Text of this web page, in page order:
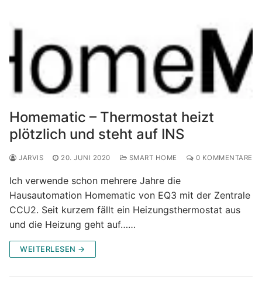
Homematic – Thermostat heizt
plötzlich und steht auf INS
JARVIS 20. JUNI 2020 SMART HOME 0 KOMMENTARE
Ich verwende schon mehrere Jahre die
Hausautomation Homematic von EQ3 mit der Zentrale
CCU2. Seit kurzem fällt ein Heizungsthermostat aus
und die Heizung geht auf……
WEITERLESEN →